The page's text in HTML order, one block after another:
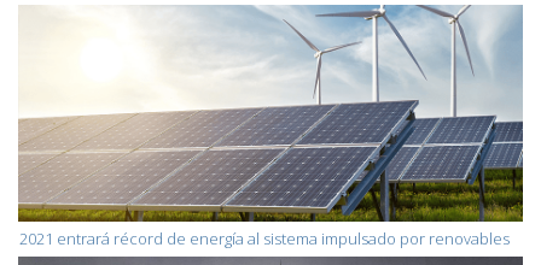
2021 entrará récord de energía al sistema impulsado por renovables